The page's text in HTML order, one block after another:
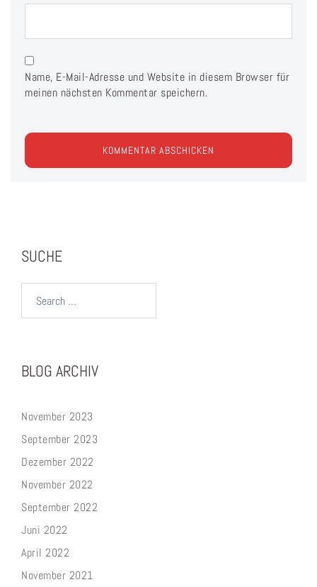
Name, E-Mail-Adresse und Website in diesem Browser für
meinen nächsten Kommentar speichern.
SUCHE
BLOG ARCHIV
November 2023
September 2023
Dezember 2022
November 2022
September 2022
Juni 2022
April 2022
November 2021